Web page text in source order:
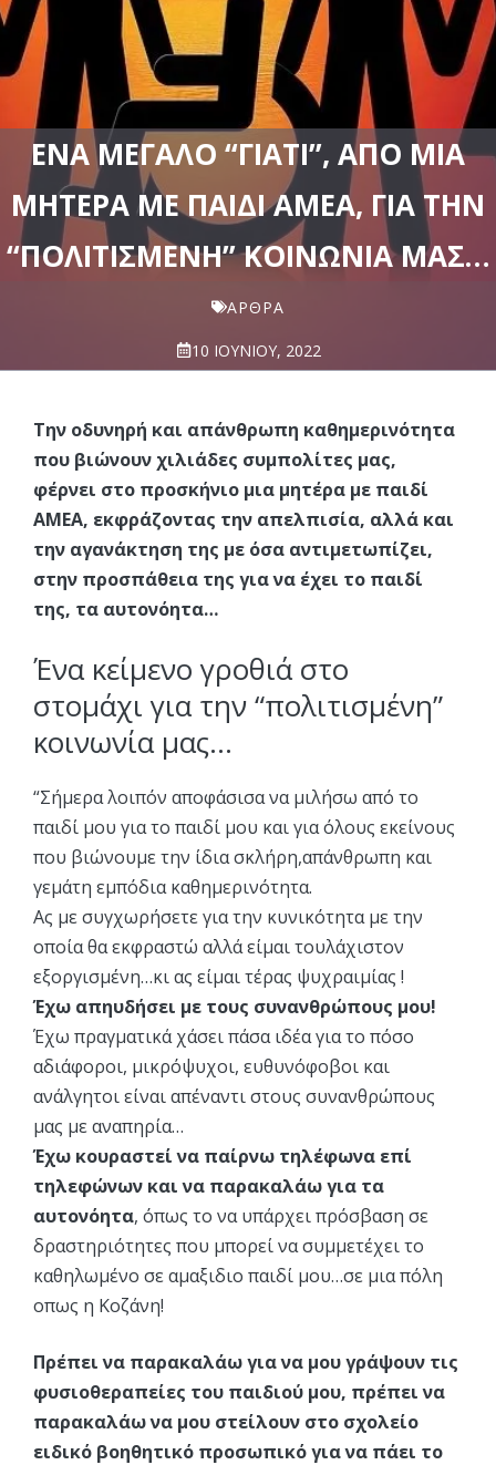
ΈΝΑ ΜΕΓΆΛΟ “ΓΙΑΤΙ”, ΑΠΌ ΜΙΑ
ΜΗΤΈΡΑ ΜΕ ΠΑΙΔΊ ΑΜΕΑ, ΓΙΑ ΤΗΝ
“ΠΟΛΙΤΙΣΜΈΝΗ” ΚΟΙΝΩΝΊΑ ΜΑΣ…
ΆΡΘΡΑ
10 ΙΟΥΝΊΟΥ, 2022
Την οδυνηρή και απάνθρωπη καθημερινότητα
που βιώνουν χιλιάδες συμπολίτες μας,
φέρνει στο προσκήνιο μια μητέρα με παιδί
ΑΜΕΑ, εκφράζοντας την απελπισία, αλλά και
την αγανάκτηση της με όσα αντιμετωπίζει,
στην προσπάθεια της για να έχει το παιδί
της, τα αυτονόητα…
Ένα κείμενο γροθιά στο
στομάχι για την “πολιτισμένη”
κοινωνία μας…
“Σήμερα λοιπόν αποφάσισα να μιλήσω από το
παιδί μου για το παιδί μου και για όλους εκείνους
που βιώνουμε την ίδια σκλήρη,απάνθρωπη και
γεμάτη εμπόδια καθημερινότητα.
Ας με συγχωρήσετε για την κυνικότητα με την
οποία θα εκφραστώ αλλά είμαι τουλάχιστον
εξοργισμένη…κι ας είμαι τέρας ψυχραιμίας !
Έχω απηυδήσει με τους συνανθρώπους μου!
Έχω πραγματικά χάσει πάσα ιδέα για το πόσο
αδιάφοροι, μικρόψυχοι, ευθυνόφοβοι και
ανάλγητοι είναι απέναντι στους συνανθρώπους
μας με αναπηρία…
Έχω κουραστεί να παίρνω τηλέφωνα επί
τηλεφώνων και να παρακαλάω για τα
αυτονόητα, όπως το να υπάρχει πρόσβαση σε
δραστηριότητες που μπορεί να συμμετέχει το
καθηλωμένο σε αμαξιδιο παιδί μου…σε μια πόλη
οπως η Κοζάνη!
Πρέπει να παρακαλάω για να μου γράψουν τις
φυσιοθεραπείες του παιδιού μου, πρέπει να
παρακαλάω να μου στείλουν στο σχολείο
ειδικό βοηθητικό προσωπικό για να πάει το